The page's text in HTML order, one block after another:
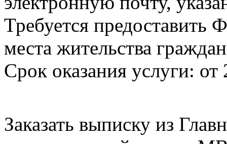
Требуется
места жительства
Срок оказания услуги: от
Заказать выписку из